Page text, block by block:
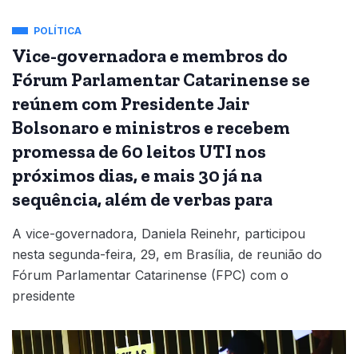
POLÍTICA
Vice-governadora e membros do
Fórum Parlamentar Catarinense se
reúnem com Presidente Jair
Bolsonaro e ministros e recebem
promessa de 60 leitos UTI nos
próximos dias, e mais 30 já na
sequência, além de verbas para
A vice-governadora, Daniela Reinehr, participou
nesta segunda-feira, 29, em Brasília, de reunião do
Fórum Parlamentar Catarinense (FPC) com o
presidente